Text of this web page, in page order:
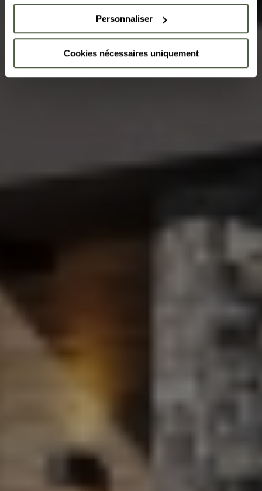
Personnaliser
Cookies nécessaires uniquement